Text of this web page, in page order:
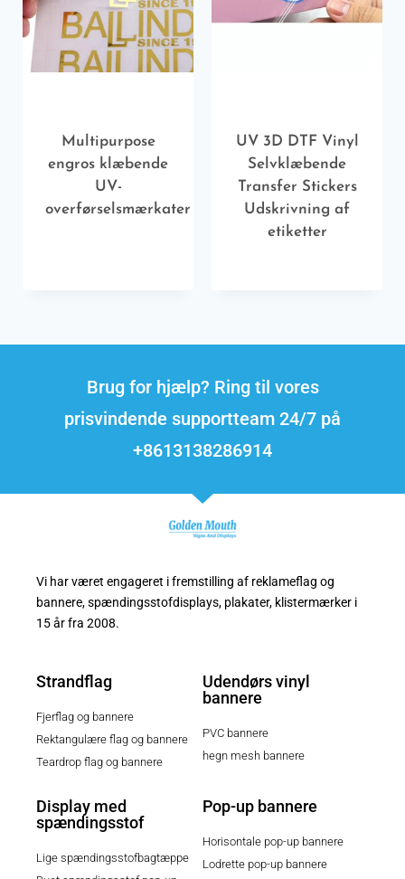
Multipurpose
engros klæbende
UV-
overførselsmærkater
UV 3D DTF Vinyl
Selvklæbende
Transfer Stickers
Udskrivning af
etiketter
Brug for hjælp? Ring til vores
prisvindende supportteam 24/7 på
+8613138286914
Vi har været engageret i fremstilling af reklameflag og
bannere, spændingsstofdisplays, plakater, klistermærker i
15 år fra 2008.
Strandflag
Fjerflag og bannere
Rektangulære flag og bannere
Teardrop flag og bannere
Udendørs vinyl
bannere
PVC bannere
hegn mesh bannere
Display med
spændingsstof
Lige spændingsstofbagtæppe
Pop-up bannere
Horisontale pop-up bannere
Lodrette pop-up bannere